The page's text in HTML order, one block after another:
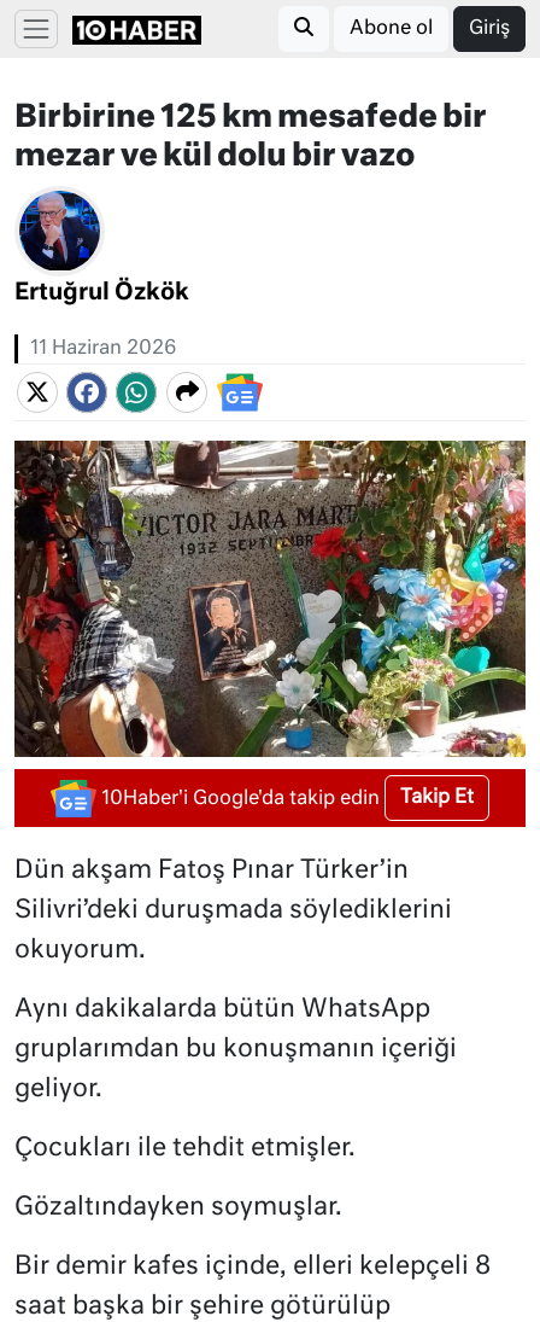
Abone ol Giriş
Birbirine 125 km mesafede bir
mezar ve kül dolu bir vazo
Ertuğrul Özkök
11 Haziran 2026
10Haber'i Google'da takip edin Takip Et
Dün akşam Fatoş Pınar Türker’in
Silivri’deki duruşmada söylediklerini
okuyorum.
Aynı dakikalarda bütün WhatsApp
gruplarımdan bu konuşmanın içeriği
geliyor.
Çocukları ile tehdit etmişler.
Gözaltındayken soymuşlar.
Bir demir kafes içinde, elleri kelepçeli 8
saat başka bir şehire götürülüp